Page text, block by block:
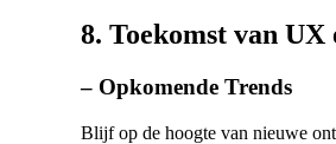
8. Toekomst van UX
– Opkomende Trends
Blijf op de hoogte van nieuwe